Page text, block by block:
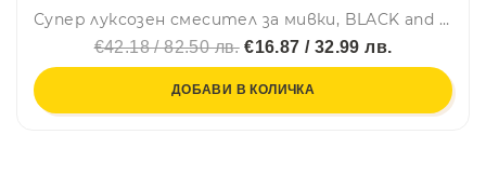
Супер луксозен смесител за мивки, BLACK and GOLD, самостоящ
€42.18 / 82.50 лв.€16.87 / 32.99 лв.
ДОБАВИ В КОЛИЧКА